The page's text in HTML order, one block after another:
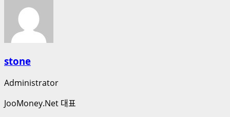
stone
Administrator
JooMoney.Net 대표